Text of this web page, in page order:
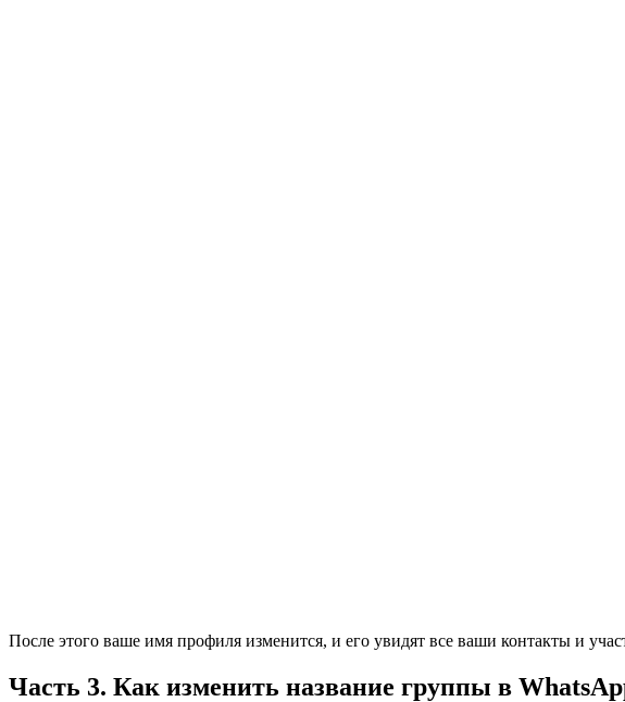
После этого ваше имя профиля изменится, и его увидят все ваши контакты и
Часть 3. Как изменить название группы в